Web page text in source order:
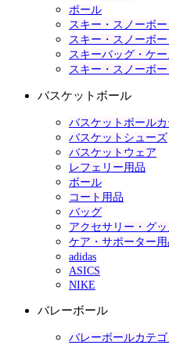
ポール
スキー・スノーボ
スキー・スノーボ
スキーバッグ・ケー
スキー・スノーボ
バスケットボール
バスケットボール
バスケットシューズ
バスケットウェア
レフェリー用品
ボール
コート用品
バッグ
アクセサリー・グ
ケア・サポーター用
adidas
ASICS
NIKE
バレーボール
バレーボールカテ